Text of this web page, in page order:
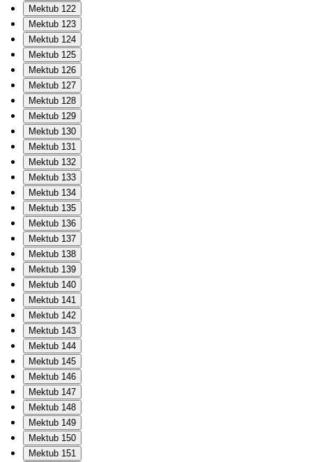
Mektub 122
Mektub 123
Mektub 124
Mektub 125
Mektub 126
Mektub 127
Mektub 128
Mektub 129
Mektub 130
Mektub 131
Mektub 132
Mektub 133
Mektub 134
Mektub 135
Mektub 136
Mektub 137
Mektub 138
Mektub 139
Mektub 140
Mektub 141
Mektub 142
Mektub 143
Mektub 144
Mektub 145
Mektub 146
Mektub 147
Mektub 148
Mektub 149
Mektub 150
Mektub 151